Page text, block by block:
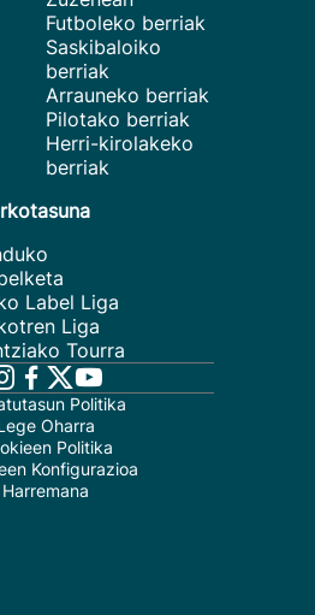
Futboleko berriak
Saskibaloiko
berriak
Arrauneko berriak
Pilotako berriak
Herri-kirolakeko
berriak
Label Liga
Liga
Tourra
Politika
Oharra
Politika
Konfigurazioa
Harremana